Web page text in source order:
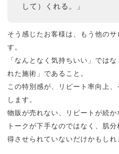
して）くれる。」
そう感じたお客様は、もう他の
す。
「なんとなく気持ちいい」では
れた施術」であること。
この特別感が、リピート率向上
します。
物販が売れない、リピートが続
トークが下手なのではなく、肌
得させられていないだけかもしれ